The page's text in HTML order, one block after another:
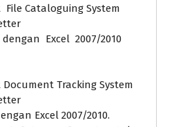
Cataloguing System
Excel 2007/2010
Tracking System
Excel 2007/2010.